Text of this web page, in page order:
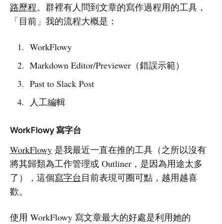
路歷程。群裡有人問到文章的寫作過程用的工具，
「目前」我的流程大概是：
WorkFlowy
Markdown Editor/Previewer（錯誤示範）
Past to Slack Post
人工編輯
WorkFlowy 寫字台
WorkFlowy 是我最近一直在推的工具（之所以沒有
將其歸類為工作管理或 Outliner，是因為用途太多
了），這個寫字台目前表現可圈可點，越用越喜
歡。
使用 WorkFlowy 寫文章最大的好處是利用她的